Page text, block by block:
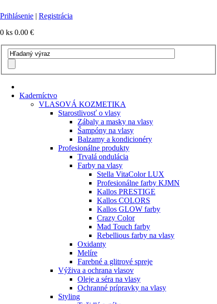
Prihlásenie | Registrácia
0 ks 0.00 €
Kaderníctvo
VLASOVÁ KOZMETIKA
Starostlivosť o vlasy
Zábaly a masky na vlasy
Šampóny na vlasy
Balzamy a kondicionéry
Profesionálne produkty
Trvalá ondulácia
Farby na vlasy
Stella VitaColor LUX
Profesionálne farby KJMN
Kallos PRESTIGE
Kallos COLORS
Kallos GLOW farby
Crazy Color
Mad Touch farby
Rebellious farby na vlasy
Oxidanty
Melíre
Farebné a glitrové spreje
Výživa a ochrana vlasov
Oleje a séra na vlasy
Ochranné prípravky na vlasy
Styling